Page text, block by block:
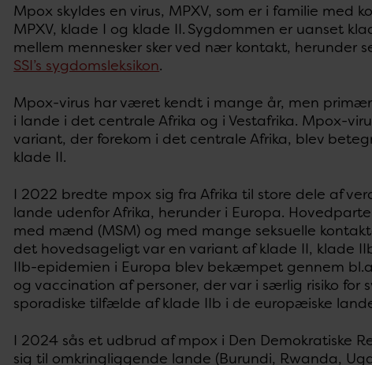
Mpox skyldes en virus, MPXV, som er i familie med
MPXV, klade I og klade II. Sygdommen er uanset
mellem mennesker sker ved nær kontakt, herunder
SSI’s sygdomsleksikon.
Mpox-virus har været kendt i mange år, men
i lande i det centrale Afrika og i Vestafrika. Mpox-
variant, der forekom i det centrale Afrika, blev
klade II.
I 2022 bredte mpox sig fra Afrika til store dele af
lande udenfor Afrika, herunder i Europa.
med mænd (MSM) og med mange seksuelle
det hovedsageligt var en variant af klade II, klade
IIb-epidemien i Europa blev bekæmpet gennem
og vaccination af personer, der var i særlig risiko for
sporadiske tilfælde af klade IIb i de europæiske
I 2024 sås et udbrud af mpox i Den Demokratiske
sig til omkringliggende lande (Burundi, Rwanda,